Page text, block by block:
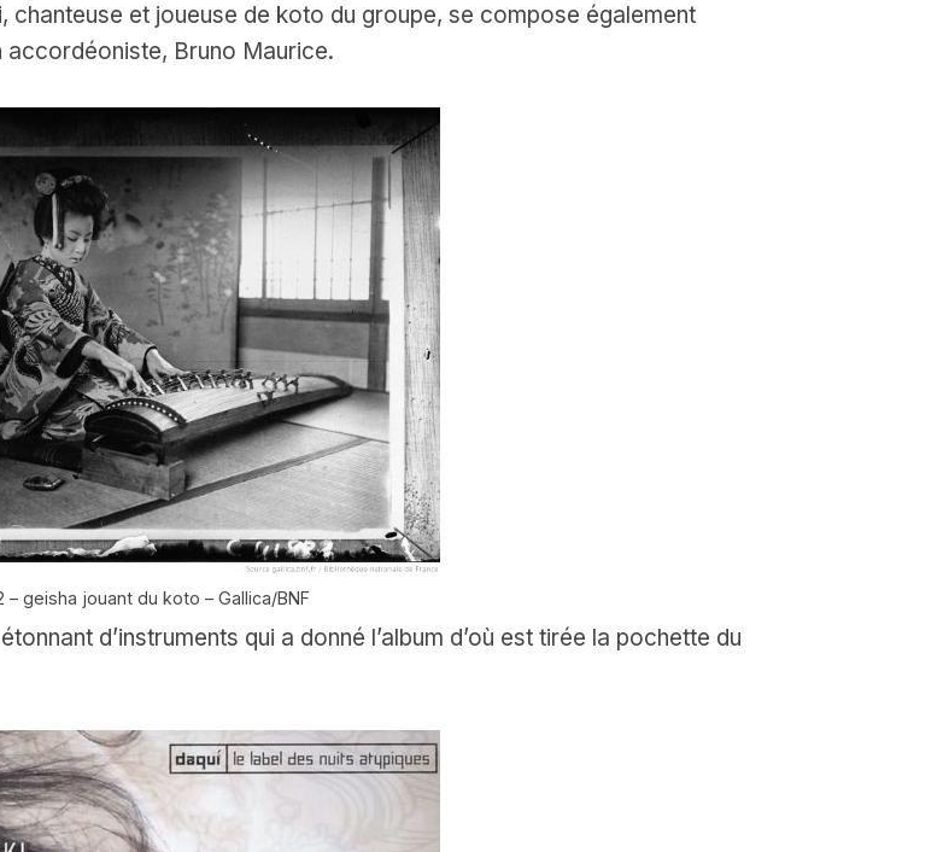
chanteuse et joueuse de koto du groupe, se compose également
accordéoniste, Bruno Maurice.
– geisha jouant du koto – Gallica/BNF
d’instruments qui a donné l’album d’où est tirée la pochette du